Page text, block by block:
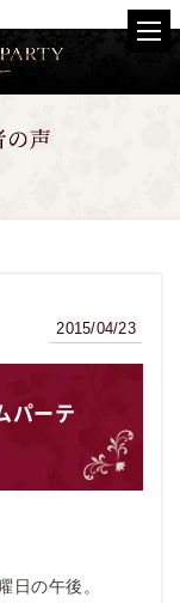
2015/04/23
パーテ
日の午後。